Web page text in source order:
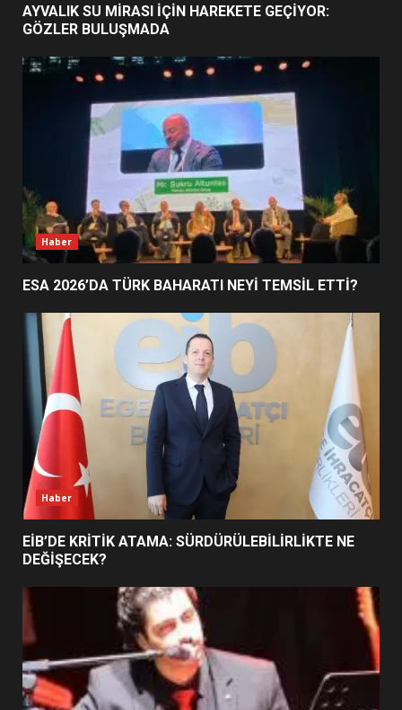
2
EİB’DE KRİTİK ATAMA:
SÜRDÜRÜLEBİLİRLİKTE NE
DEĞİŞECEK?
4
EDREMİT’İN GURURU TÜRKİYE
FİNALİNDE NE BAŞARDI?
5
UZATILDI: NE DEĞİŞTİ?
6
BURHANİYE SATRANÇ
TURNUVASI KAYITLARI NEYİ
DEĞİŞTİRİYOR?
BURHANİYE BELEDİYESPOR’DA
YENİ YÖNETİM NASIL
AYVALIK SU MİRASI İÇİN HAREKETE GEÇİYOR:
GÖZLER BULUŞMADA
Haber
ESA 2026’DA TÜRK BAHARATI NEYİ TEMSİL ETTİ?
Haber
EİB’DE KRİTİK ATAMA: SÜRDÜRÜLEBİLİRLİKTE NE
DEĞİŞECEK?